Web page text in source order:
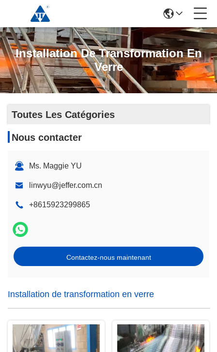
Installation De Transformation En
Verre
Toutes Les Catégories
Nous contacter
Ms. Maggie YU
linwyu@jeffer.com.cn
+8615923299865
Contactez-nous maintenant
Installation de transformation en verre